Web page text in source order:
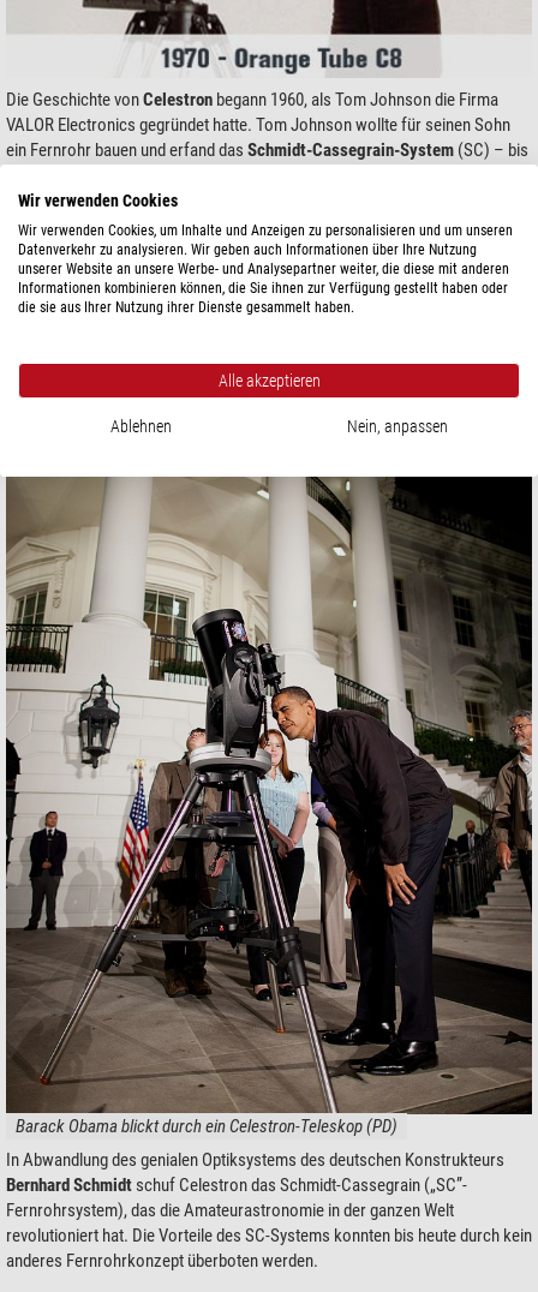
Die Geschichte vonCelestron begann 1960, als Tom Johnson die Firma
VALOR Electronics gegründet hatte. Tom Johnson wollte für seinen Sohn
ein Fernrohr bauen und erfand das Schmidt-Cassegrain-System (SC) – bis
Schon bald änderte er den Firmennamen in
und widmete sich nur
noch seinen Fernrohren. In den Anfangsjahren stellte er immer größere
Geräte her. Seine Meisterwerke waren Cassegrain Teleskope mit bis zu 22"
Öffnung.
Barack Obama blickt durch ein Celestron-Teleskop (PD)
In Abwandlung des genialen Optiksystems des deutschen Konstrukteurs
Bernhard Schmidt schuf Celestron das Schmidt-Cassegrain („SC”-
Fernrohrsystem), das die Amateurastronomie in der ganzen Welt
revolutioniert hat. Die Vorteile des SC-Systems konnten bis heute durch kein
anderes Fernrohrkonzept überboten werden.
Wir verwenden Cookies
Wir verwenden Cookies, um Inhalte und Anzeigen zu personalisieren und um unseren
Datenverkehr zu analysieren. Wir geben auch Informationen über Ihre Nutzung
unserer Website an unsere Werbe- und Analysepartner weiter, die diese mit anderen
Informationen kombinieren können, die Sie ihnen zur Verfügung gestellt haben oder
die sie aus Ihrer Nutzung ihrer Dienste gesammelt haben.
Alle akzeptieren
Ablehnen Nein, anpassen